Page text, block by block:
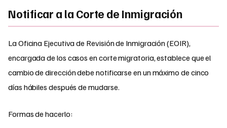
Notificar a la Corte de Inmigración
La Oficina Ejecutiva de Revisión de Inmigración (EOIR),
encargada de los casos en corte migratoria, establece que el
cambio de dirección debe notificarse en un máximo de cinco
días hábiles después de mudarse.
Formas de hacerlo: